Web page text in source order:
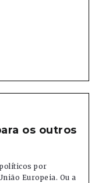
os outros
por
Europeia. Ou a